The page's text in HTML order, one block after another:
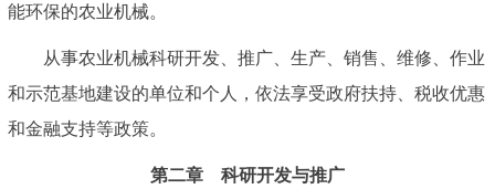
能环保的农业机械。
从事农业机械科研开发、推广、生产、销售、维修、作业
和示范基地建设的单位和个人，依法享受政府扶持、税收优惠
和金融支持等政策。
第二章 科研开发与推广